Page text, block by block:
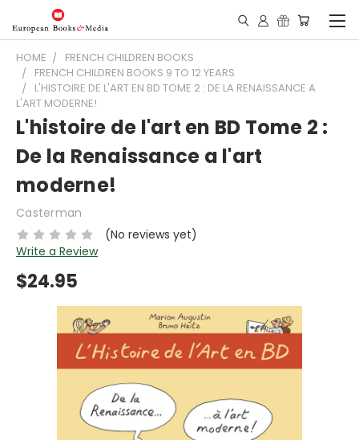
HOME
FRENCH CHILDREN BOOKS
FRENCH CHILDREN BOOKS 9 TO 12 YEARS
L'HISTOIRE DE L'ART EN BD TOME 2 : DE LA RENAISSANCE A
L'ART MODERNE!
L'histoire de l'art en BD Tome 2 :
De la Renaissance a l'art
moderne!
Casterman
(No reviews yet)
Write a Review
$24.95